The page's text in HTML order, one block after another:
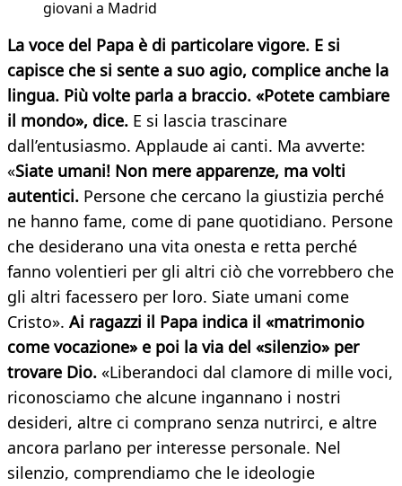
giovani a Madrid
La voce del Papa è di particolare vigore. E si
capisce che si sente a suo agio, complice anche la
lingua. Più volte parla a braccio. «Potete cambiare
il mondo», dice. E si lascia trascinare
dall’entusiasmo. Applaude ai canti. Ma avverte:
«Siate umani! Non mere apparenze, ma volti
autentici. Persone che cercano la giustizia perché
ne hanno fame, come di pane quotidiano. Persone
che desiderano una vita onesta e retta perché
fanno volentieri per gli altri ciò che vorrebbero che
gli altri facessero per loro. Siate umani come
Cristo». Ai ragazzi il Papa indica il «matrimonio
come vocazione» e poi la via del «silenzio» per
trovare Dio. «Liberandoci dal clamore di mille voci,
riconosciamo che alcune ingannano i nostri
desideri, altre ci comprano senza nutrirci, e altre
ancora parlano per interesse personale. Nel
silenzio, comprendiamo che le ideologie